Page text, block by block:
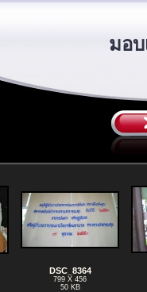
มอบ
DSC_8364
799 X 456
50 KB